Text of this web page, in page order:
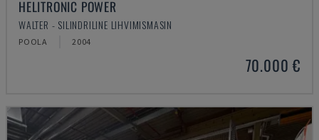
HELITRONIC POWER
WALTER - SILINDRILINE LIHVIMISMASIN
POOLA 2004
70.000 €